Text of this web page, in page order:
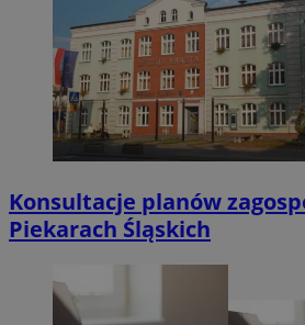
Konsultacje planów
Piekarach Śląskich